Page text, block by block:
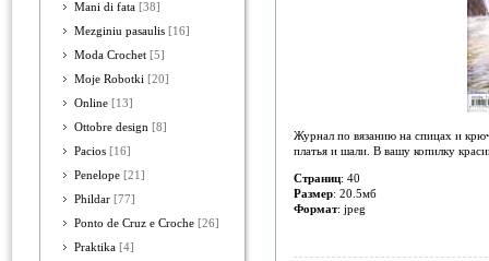
Mani di fata [38]
Mezginiu pasaulis [16]
Moda Crochet [5]
Moje Robotki [20]
Online [13]
Ottobre design [8]
Pacios [16]
Penelope [21]
Phildar [77]
Ponto de Cruz e Croche [26]
Praktika [4]
Журнал по вязанию на спицах и
платья и шали. В вашу копилку
Страниц: 40
Размер: 20.5мб
Формат: jpeg